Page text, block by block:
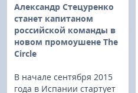
Александр Стецуренко
станет капитаном
российской команды в
новом промоушене The
Circle
В начале сентября 2015
года в Испании стартует